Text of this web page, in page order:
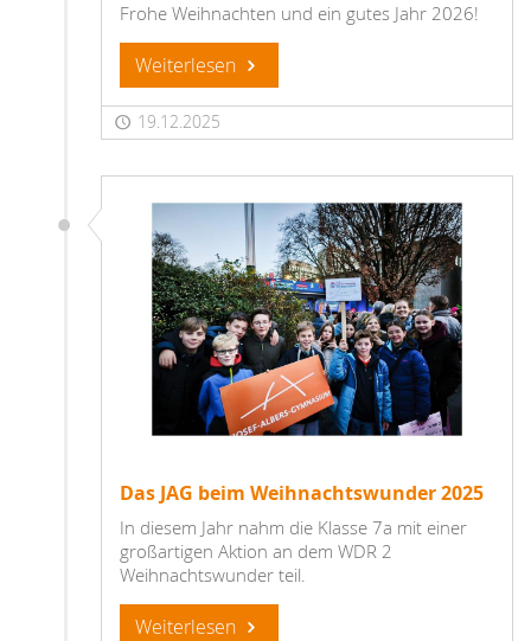
Frohe Weihnachten und ein gutes Jahr 2026!
Weiterlesen
19.12.2025
Das JAG beim Weihnachtswunder 2025
In diesem Jahr nahm die Klasse 7a mit einer
großartigen Aktion an dem WDR 2
Weihnachtswunder teil.
Weiterlesen